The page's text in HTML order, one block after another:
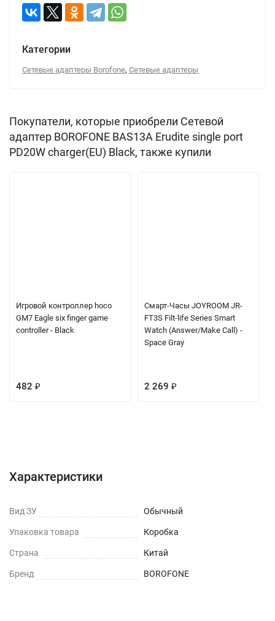
Категории
Сетевые адаптеры Borofone, Сетевые адаптеры
Покупатели, которые приобрели Сетевой
адаптер BOROFONE BAS13A Erudite single port
PD20W charger(EU) Black, также купили
Игровой контроллер hoco
GM7 Eagle six finger game
controller - Black
482 ₽
Смарт-Часы JOYROOM JR-
FT3S Filt-life Series Smart
Watch (Answer/Make Call) -
Space Gray
2 269 ₽
Характеристики
Вид ЗУ Обычный
Упаковка товара Коробка
Страна Китай
Бренд BOROFONE